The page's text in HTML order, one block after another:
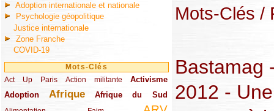
Adoption internationale et nationale
Psychologie géopolitique
Justice internationale
Zone Franche
COVID-19
Mots-Clés
Act Up Paris
(49/289) Action militante
(32/289) Activisme
(73/289)
Adoption
(82/289) Afrique
(161/289) Afrique du Sud
(73/289)
Mots-Clés /
Bastamag
2012 -